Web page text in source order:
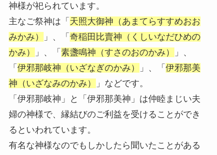
神様が祀られています。
主なご祭神は「 天照大御神（あまてらすすめおお
みかみ）
」、「 奇稲田比賣神（くしいなだひめの
かみ）
」、「 素盞鳴神（すさのおのかみ）
」、
「 伊邪那岐神（いざなぎのかみ） 」、「 伊邪那美
神（いざなみのかみ）
」などです。
「伊邪那岐神」と「伊邪那美神」は仲睦まじい夫
婦の神様で、縁結びのご利益を受けることができ
るといわれています。
有名な神様なのでもしかしたら聞いたことがある